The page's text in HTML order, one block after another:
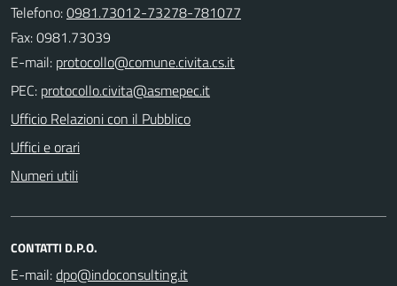
Telefono:0981.73012-73278-781077
Fax: 0981.73039
E-mail:
PEC:
Ufficio Relazioni con il Pubblico
Uffici e orari
Numeri utili
CONTATTI D.P.O.
E-mail: